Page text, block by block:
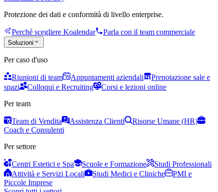
Protezione dei dati e conformità di livello enterprise.
Perché scegliere Koalendar Parla con il team commerciale
Soluzioni
Per caso d'uso
Riunioni di team Appuntamenti aziendali
Prenotazione sale e
spazi
Colloqui e Recruiting
Corsi e lezioni online
Per team
Team di Vendita Assistenza Clienti
Risorse Umane (HR)
Coach e Consulenti
Per settore
Centri Estetici e Spa Scuole e Formazione
Studi Professionali
Attività e Servizi Locali
Studi Medici e Cliniche
PMI e
Piccole Imprese